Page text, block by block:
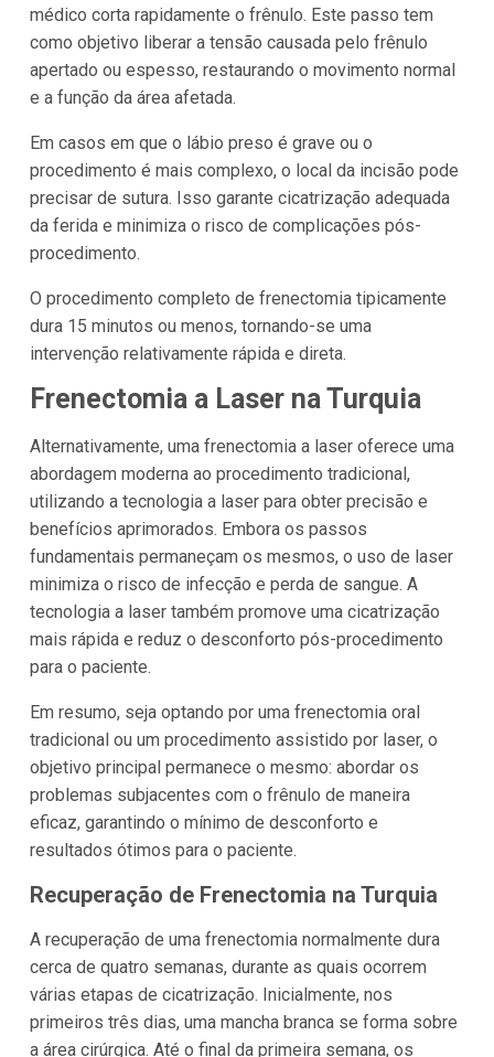
médico corta rapidamente o frênulo. Este passo tem
como objetivo liberar a tensão causada pelo frênulo
apertado ou espesso, restaurando o movimento normal
e a função da área afetada.
Em casos em que o lábio preso é grave ou o
procedimento é mais complexo, o local da incisão pode
precisar de sutura. Isso garante cicatrização adequada
da ferida e minimiza o risco de complicações pós-
procedimento.
O procedimento completo de frenectomia tipicamente
dura 15 minutos ou menos, tornando-se uma
intervenção relativamente rápida e direta.
Frenectomia a Laser na Turquia
Alternativamente, uma frenectomia a laser oferece uma
abordagem moderna ao procedimento tradicional,
utilizando a tecnologia a laser para obter precisão e
benefícios aprimorados. Embora os passos
fundamentais permaneçam os mesmos, o uso de laser
minimiza o risco de infecção e perda de sangue. A
tecnologia a laser também promove uma cicatrização
mais rápida e reduz o desconforto pós-procedimento
para o paciente.
Em resumo, seja optando por uma frenectomia oral
tradicional ou um procedimento assistido por laser, o
objetivo principal permanece o mesmo: abordar os
problemas subjacentes com o frênulo de maneira
eficaz, garantindo o mínimo de desconforto e
resultados ótimos para o paciente.
Recuperação de Frenectomia na Turquia
A recuperação de uma frenectomia normalmente dura
cerca de quatro semanas, durante as quais ocorrem
várias etapas de cicatrização. Inicialmente, nos
primeiros três dias, uma mancha branca se forma sobre
a área cirúrgica. Até o final da primeira semana, os